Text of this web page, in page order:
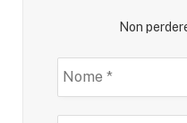
Non